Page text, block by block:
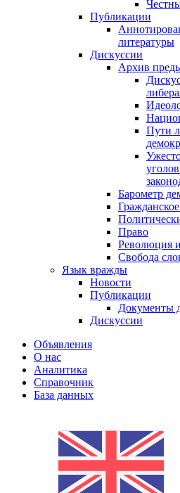
Публикации
литературы
Дискуссии
Архив
Пути
Барометр
Право
Революция
Свобода
Язык вражды
Новости
Публикации
Документы
Дискуссии
Объявления
О нас
Аналитика
Справочник
База данных